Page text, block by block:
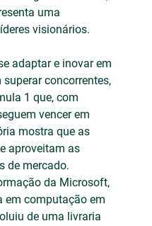
uma
visionários.
adaptar e inovar em
concorrentes,
1 que, com
vencer em
mostra que as
aproveitam as
de mercado.
da Microsoft,
em computação em
de uma livraria